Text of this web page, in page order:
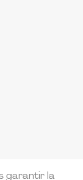
garantir la